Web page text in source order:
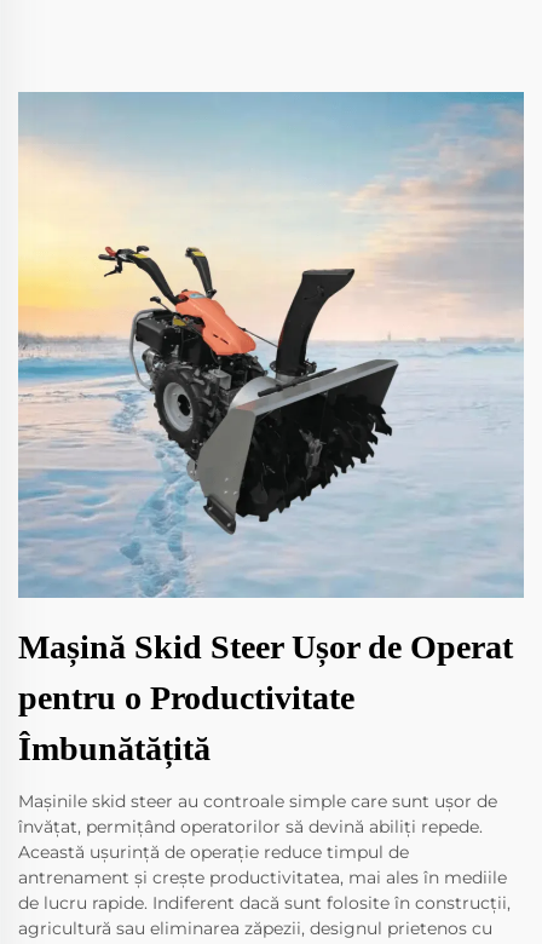
Mașină Skid Steer Ușor de Operat
pentru o Productivitate
Îmbunătățită
Mașinile skid steer au controale simple care sunt ușor de
învățat, permițând operatorilor să devină abiliți repede.
Această ușurință de operație reduce timpul de
antrenament și crește productivitatea, mai ales în mediile
de lucru rapide. Indiferent dacă sunt folosite în construcții,
agricultură sau eliminarea zăpezii, designul prietenos cu